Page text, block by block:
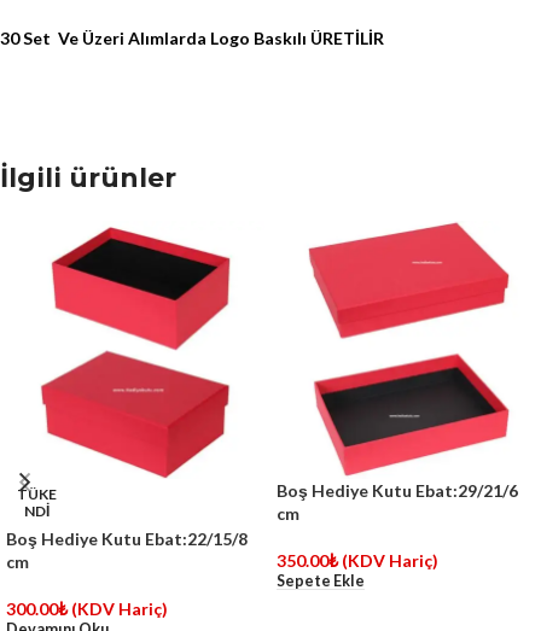
30 Set Ve Üzeri Alımlarda Logo Baskılı ÜRETİLİR
İlgili ürünler
TÜKE
NDİ
Boş Hediye Kutu Ebat:22/15/8
cm
300.00₺ (KDV Hariç)
Boş Hediye Kutu Ebat:29/21/6
cm
350.00₺ (KDV Hariç)
Sepete Ekle